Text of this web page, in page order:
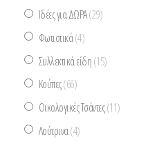
Ιδέες για ΔΩΡΑ(29)
Φωτιστικά(4)
Συλλεκτικά είδη(15)
Κούπες(66)
Οικολογικές Τσάντες(11)
Λούτρινα(4)